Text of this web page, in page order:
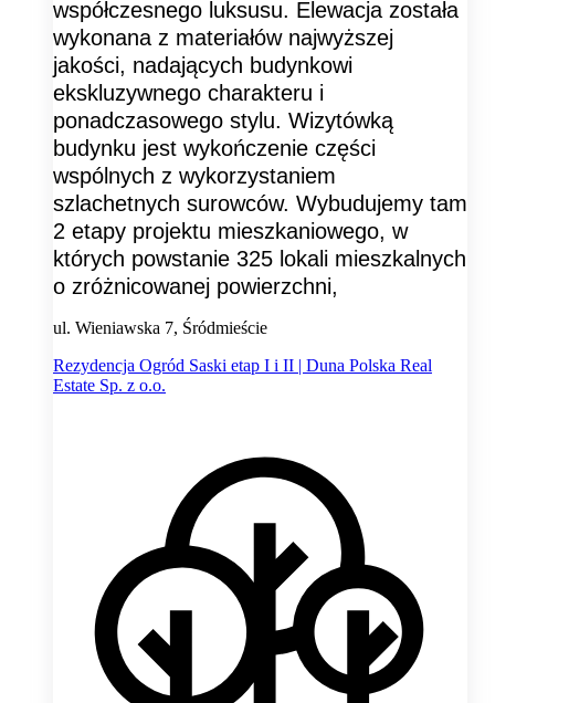
współczesnego luksusu. Elewacja została
wykonana z materiałów najwyższej
jakości, nadających budynkowi
ekskluzywnego charakteru i
ponadczasowego stylu. Wizytówką
budynku jest wykończenie części
wspólnych z wykorzystaniem
szlachetnych surowców. Wybudujemy tam
2 etapy projektu mieszkaniowego, w
których powstanie 325 lokali mieszkalnych
o zróżnicowanej powierzchni,
ul. Wieniawska 7, Śródmieście
Rezydencja Ogród Saski etap I i II | Duna Polska Real
Estate Sp. z o.o.